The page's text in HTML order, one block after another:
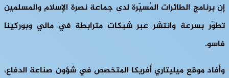
إن برنامج الطائرات المُسيّرة لدى جماعة نصرة الإسلام والمسلمين
تطوّر بسرعة وانتشر عبر شبكات مترابطة في مالي وبوركينا
فاسو.
وأفاد موقع ميليتاري أفريكا المتخصص في شؤون صناعة الدفاع،